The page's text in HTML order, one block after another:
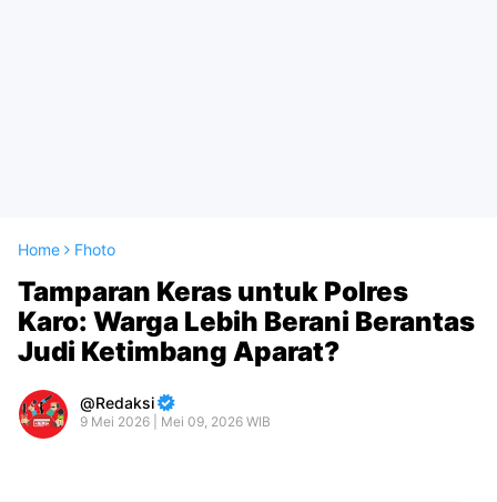
Home Fhoto
Tamparan Keras untuk Polres
Karo: Warga Lebih Berani Berantas
Judi Ketimbang Aparat?
Redaksi
9 Mei 2026 | Mei 09, 2026 WIB